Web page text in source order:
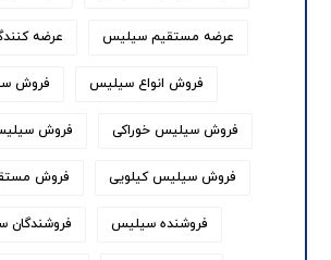
عرضه مستقیم سیلیس عرضه
فروش انواع سیلیس فروش
فروش سیلیس خوراکی فروش
فروش سیلیس کیلویی فروش
فروشنده سیلیس فروشندگان